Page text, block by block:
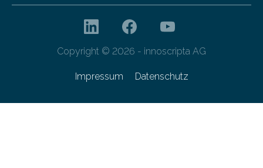
Copyright © 2026 - innoscripta AG
Impressum Datenschutz